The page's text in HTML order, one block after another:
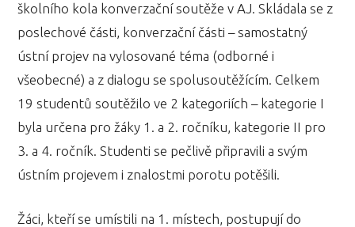
školního kola konverzační soutěže v AJ. Skládala se z
poslechové části, konverzační části – samostatný
ústní projev na vylosované téma (odborné i
všeobecné) a z dialogu se spolusoutěžícím. Celkem
19 studentů soutěžilo ve 2 kategoriích – kategorie I
byla určena pro žáky 1. a 2. ročníku, kategorie II pro
3. a 4. ročník. Studenti se pečlivě připravili a svým
ústním projevem i znalostmi porotu potěšili.
Žáci, kteří se umístili na 1. místech, postupují do